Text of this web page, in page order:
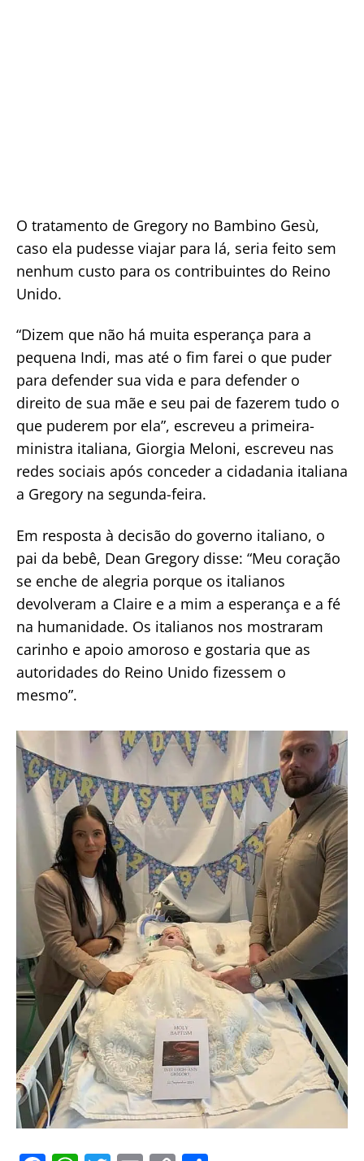
O tratamento de Gregory no Bambino Gesù,
caso ela pudesse viajar para lá, seria feito sem
nenhum custo para os contribuintes do Reino
Unido.
“Dizem que não há muita esperança para a
pequena Indi, mas até o fim farei o que puder
para defender sua vida e para defender o
direito de sua mãe e seu pai de fazerem tudo o
que puderem por ela”, escreveu a primeira-
ministra italiana, Giorgia Meloni, escreveu nas
redes sociais após conceder a cidadania italiana
a Gregory na segunda-feira.
Em resposta à decisão do governo italiano, o
pai da bebê, Dean Gregory disse: “Meu coração
se enche de alegria porque os italianos
devolveram a Claire e a mim a esperança e a fé
na humanidade. Os italianos nos mostraram
carinho e apoio amoroso e gostaria que as
autoridades do Reino Unido fizessem o
mesmo”.